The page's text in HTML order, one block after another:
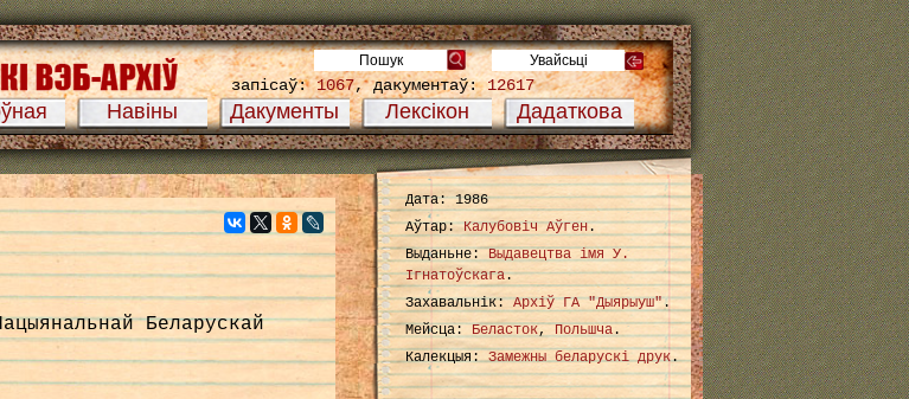
Навіны Дакументы Лексікон Дадаткова
запісаў:1067, дакументаў:12617
Беларускай
Дата: 1986
Аўтар:Калубовіч Аўген.
Выданьне:
Выдавецтва імя У.
Ігнатоўскага.
Захавальнік:Архіў ГА "Дыярыуш".
Мейсца:
Беласток, Польшча.
Калекцыя:Замежны беларускі друк.